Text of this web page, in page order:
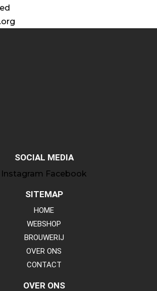
SOCIAL MEDIA
Instagram Facebook
SITEMAP
HOME
WEBSHOP
BROUWERIJ
OVER ONS
CONTACT
OVER ONS